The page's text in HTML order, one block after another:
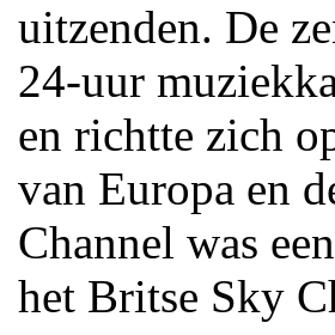
uitzenden. De
24-uur
en richtte zich
van Europa en
Channel was
het Britse Sky